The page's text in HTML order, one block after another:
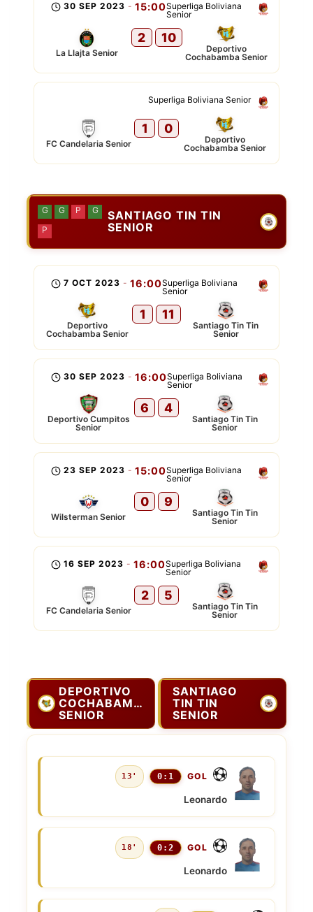
Superliga Boliviana
Senior
30 SEP 2023 - 15:00
La Llajta Senior
2 10
Deportivo
Cochabamba Senior
Superliga Boliviana Senior
FC Candelaria Senior
1 0
Deportivo
Cochabamba Senior
SANTIAGO TIN TIN
SENIOR
G G P
G
P
Superliga Boliviana
Senior
7 OCT 2023 - 16:00
Deportivo
Cochabamba Senior
1 11
Santiago Tin Tin
Senior
Superliga Boliviana
Senior
30 SEP 2023 - 16:00
Deportivo Cumpitos
Senior
6 4
Santiago Tin Tin
Senior
Superliga Boliviana
Senior
23 SEP 2023 - 15:00
Wilsterman Senior
0 9
Santiago Tin Tin
Senior
Superliga Boliviana
Senior
16 SEP 2023 - 16:00
FC Candelaria Senior
2 5
Santiago Tin Tin
Senior
DEPORTIVO
COCHABAMBA
SENIOR
SANTIAGO
TIN TIN
SENIOR
13' 0:1 GOL
Leonardo
18' 0:2 GOL
Leonardo